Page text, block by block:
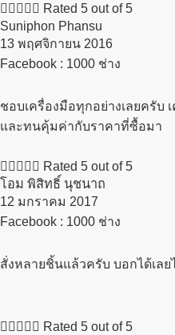
     Rated 5 out of 5
Suniphon Phansu
13 พฤศจิกายน 2016​
Facebook : 1000 ช่าง
ชอบเครื่องมือทุกอย่างเลยครับ
และทนคุ้มค่ากับราคาที่ซื้อมา
     Rated 5 out of 5
โอม พิสิทธิ์ นุชนาถ
12 มกราคม 2017​
Facebook : 1000 ช่าง
สั่งหลายชิ้นแล้วครับ บอกได้เลย
     Rated 5 out of 5